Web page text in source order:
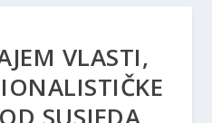
VLASTI,